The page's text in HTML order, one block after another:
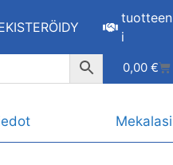
tuotteen
i
0,00 €
Mekalasi